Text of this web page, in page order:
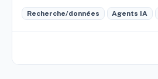
Recherche/données Agents IA